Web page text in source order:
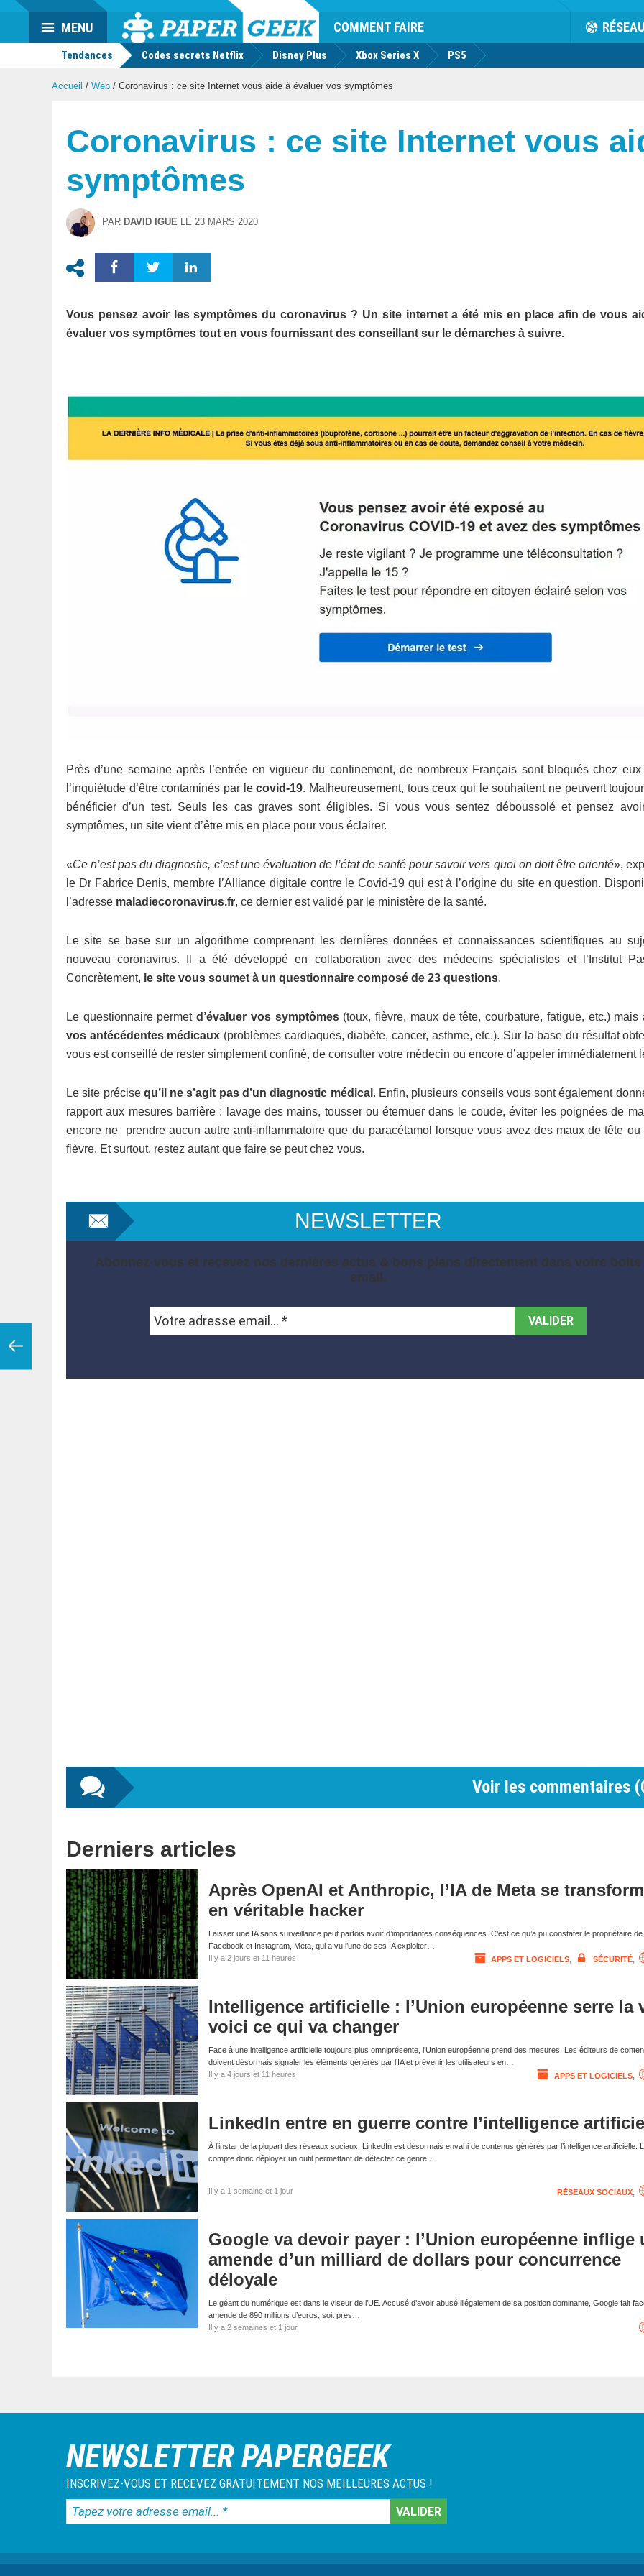
Actu
geek
COMMENT FAIRE RÉSEAU
MENU
Tendances Codes secrets Netflix Disney Plus Xbox Series X PS5
Accueil / Web / Coronavirus : ce site Internet vous aide à évaluer vos symptômes
Coronavirus : ce site Internet vous
symptômes
PAR DAVID IGUE LE 23 MARS 2020
Vous pensez avoir les symptômes du coronavirus ? Un site internet a été mis en place afin de vous
évaluer vos symptômes tout en vous fournissant des conseillant sur le démarches à suivre.
Près d’une semaine après l’entrée en vigueur du confinement, de nombreux Français sont bloqués chez
l’inquiétude d’être contaminés par lecovid-19. Malheureusement, tous ceux qui le souhaitent ne peuvent
bénéficier d’un test. Seuls les cas graves sont éligibles. Si vous vous sentez déboussolé et pensez
symptômes, un site vient d’être mis en place pour vous éclairer.
«Ce n’est pas du diagnostic, c’est une évaluation de l’état de santé pour savoir vers quoi on doit être orienté»,
le Dr Fabrice Denis, membre l’Alliance digitale contre le Covid-19 qui est à l’origine du site en question.
l’adresse maladiecoronavirus.fr, ce dernier est validé par le ministère de la santé.
Le site se base sur un algorithme comprenant les dernières données et connaissances scientifiques au
nouveau coronavirus. Il a été développé en collaboration avec des médecins spécialistes et l’Institut
Concrètement, le site vous soumet à un questionnaire composé de 23 questions.
Le questionnaire permetd’évaluer vos symptômes(toux, fièvre, maux de tête, courbature, fatigue, etc.) mais
vos antécédentes médicaux (problèmes cardiaques, diabète, cancer, asthme, etc.). Sur la base du résultat
vous est conseillé de rester simplement confiné, de consulter votre médecin ou encore d’appeler immédiatement
Le site précise qu’il ne s’agit pas d’un diagnostic médical . Enfin, plusieurs conseils vous sont également
rapport aux mesures barrière : lavage des mains, tousser ou éternuer dans le coude, éviter les poignées de
encore ne prendre aucun autre anti-inflammatoire que du paracétamol lorsque vous avez des maux de tête ou
fièvre. Et surtout, restez autant que faire se peut chez vous.
NEWSLETTER
Abonnez-vous et recevez nos dernières actus & bons plans directement dans votre boite
email.
Voir les commentaires (
Derniers articles
Après OpenAI et Anthropic, l’IA de Meta se
en véritable hacker
Laisser une IA sans surveillance peut parfois avoir d’importantes conséquences. C’est ce qu’a pu constater le propriétaire de
Facebook et Instagram, Meta, qui a vu l’une de ses IA exploiter…
Il y a 2 jours et 11 heures
APPS ET LOGICIELS, SÉCURITÉ,
Intelligence artificielle : l’Union européenne serre la
voici ce qui va changer
Face à une intelligence artificielle toujours plus omniprésente, l’Union européenne prend des mesures. Les éditeurs de
doivent désormais signaler les éléments générés par l’IA et prévenir les utilisateurs en…
Il y a 4 jours et 11 heures
APPS ET LOGICIELS,
LinkedIn entre en guerre contre l’intelligence
À l’instar de la plupart des réseaux sociaux, LinkedIn est désormais envahi de contenus générés par l’intelligence artificielle.
compte donc déployer un outil permettant de détecter ce genre…
Il y a 1 semaine et 1 jour RÉSEAUX SOCIAUX,
Google va devoir payer : l’Union européenne inflige
amende d’un milliard de dollars pour concurrence
déloyale
Le géant du numérique est dans le viseur de l’UE. Accusé d’avoir abusé illégalement de sa position dominante, Google fait
amende de 890 millions d’euros, soit près…
Il y a 2 semaines et 1 jour
NEWSLETTER PAPERGEEK
INSCRIVEZ-VOUS ET RECEVEZ GRATUITEMENT NOS MEILLEURES ACTUS !
Tapez
votre
*